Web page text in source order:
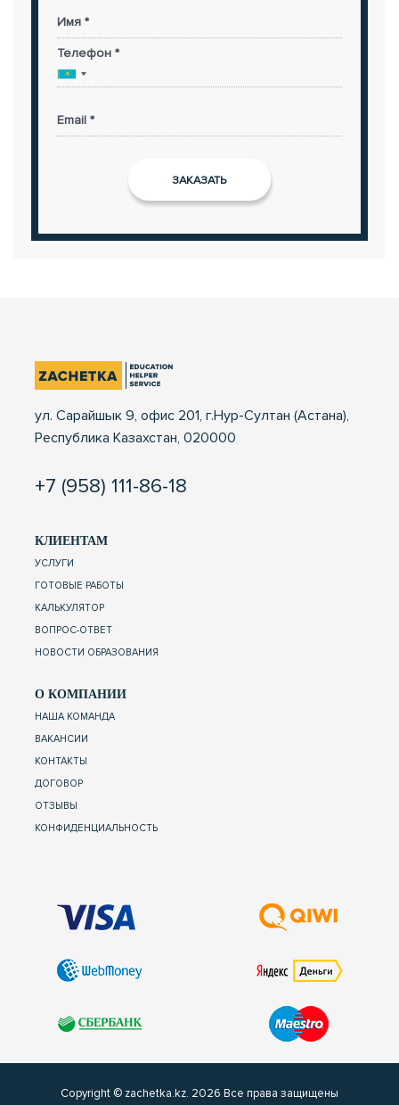
Имя *
Телефон *
Email *
ул. Сарайшык 9, офис 201, г.Нур-Султан (Астана),
Республика Казахстан, 020000
+7 (958) 111-86-18
КЛИЕНТАМ
УСЛУГИ
ГОТОВЫЕ РАБОТЫ
КАЛЬКУЛЯТОР
ВОПРОС-ОТВЕТ
НОВОСТИ ОБРАЗОВАНИЯ
О КОМПАНИИ
НАША КОМАНДА
ВАКАНСИИ
КОНТАКТЫ
ДОГОВОР
ОТЗЫВЫ
КОНФИДЕНЦИАЛЬНОСТЬ
Copyright © zachetka.kz. 2026 Все права защищены